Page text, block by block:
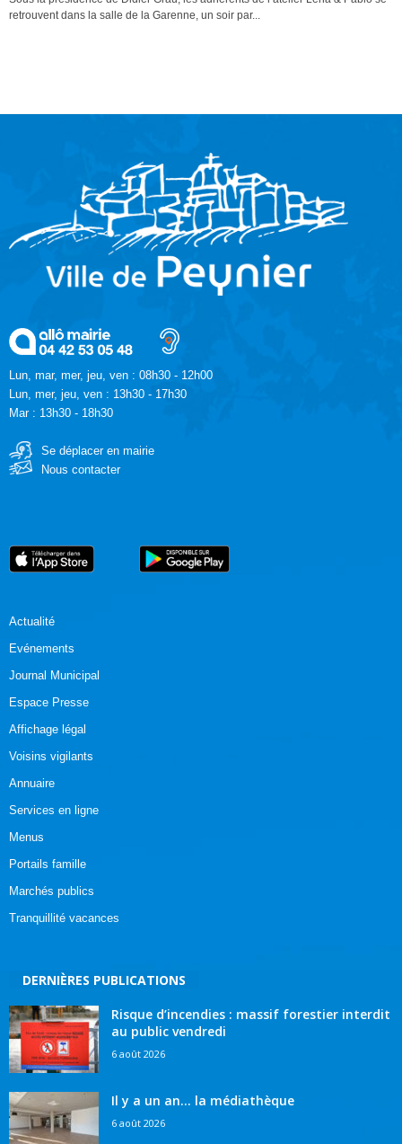
retrouvent dans la salle de la Garenne, un soir par...
Lun, mar, mer, jeu, ven : 08h30 - 12h00
Lun, mer, jeu, ven : 13h30 - 17h30
Mar : 13h30 - 18h30
Se déplacer en mairie
Nous contacter
Actualité
Evénements
Journal Municipal
Espace Presse
Affichage légal
Voisins vigilants
Annuaire
Services en ligne
Menus
Portails famille
Marchés publics
Tranquillité vacances
DERNIÈRES PUBLICATIONS
Risque d’incendies : massif forestier interdit
au public vendredi
6 août 2026
Il y a un an… la médiathèque
6 août 2026